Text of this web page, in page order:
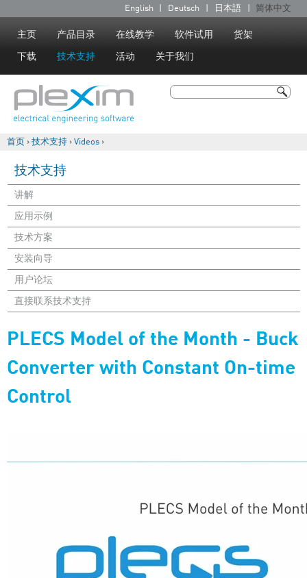
Jump to navigation
语
言
English Deutsch 日本語 简体中文
主页 产品目录 在线教学 软件试用 货架
下载 技术支持 活动 关于我们
搜索
你在这里
首页 › 技术支持 › Videos ›
技术支持
讲解
应用示例
技术方案
安装向导
用户论坛
直接联系技术支持
PLECS Model of the Month - Buck
Converter with Constant On-time
Control